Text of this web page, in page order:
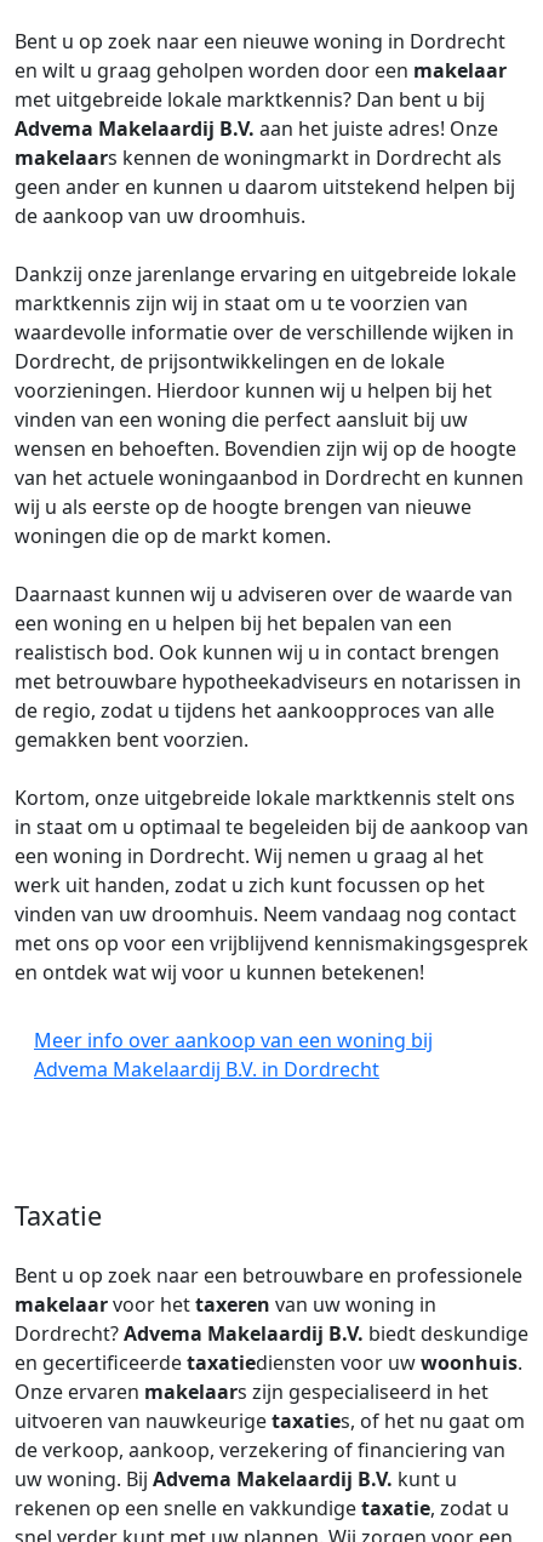
Bent u op zoek naar een nieuwe woning in Dordrecht
en wilt u graag geholpen worden door een makelaar
met uitgebreide lokale marktkennis? Dan bent u bij
Advema Makelaardij B.V. aan het juiste adres! Onze
makelaars kennen de woningmarkt in Dordrecht als
geen ander en kunnen u daarom uitstekend helpen bij
de aankoop van uw droomhuis.
Dankzij onze jarenlange ervaring en uitgebreide lokale
marktkennis zijn wij in staat om u te voorzien van
waardevolle informatie over de verschillende wijken in
Dordrecht, de prijsontwikkelingen en de lokale
voorzieningen. Hierdoor kunnen wij u helpen bij het
vinden van een woning die perfect aansluit bij uw
wensen en behoeften. Bovendien zijn wij op de hoogte
van het actuele woningaanbod in Dordrecht en kunnen
wij u als eerste op de hoogte brengen van nieuwe
woningen die op de markt komen.
Daarnaast kunnen wij u adviseren over de waarde van
een woning en u helpen bij het bepalen van een
realistisch bod. Ook kunnen wij u in contact brengen
met betrouwbare hypotheekadviseurs en notarissen in
de regio, zodat u tijdens het aankoopproces van alle
gemakken bent voorzien.
Kortom, onze uitgebreide lokale marktkennis stelt ons
in staat om u optimaal te begeleiden bij de aankoop van
een woning in Dordrecht. Wij nemen u graag al het
werk uit handen, zodat u zich kunt focussen op het
vinden van uw droomhuis. Neem vandaag nog contact
met ons op voor een vrijblijvend kennismakingsgesprek
en ontdek wat wij voor u kunnen betekenen!
Meer info over aankoop van een woning bij
Advema Makelaardij B.V. in Dordrecht
Taxatie
Bent u op zoek naar een betrouwbare en professionele
makelaarvoor hettaxeren van uw woning in
Dordrecht?Advema Makelaardij B.V. biedt deskundige
en gecertificeerdetaxatiediensten voor uwwoonhuis.
Onze ervaren makelaars zijn gespecialiseerd in het
uitvoeren van nauwkeurigetaxaties, of het nu gaat om
de verkoop, aankoop, verzekering of financiering van
uw woning. Bij Advema Makelaardij B.V. kunt u
rekenen op een snelle en vakkundigetaxatie, zodat u